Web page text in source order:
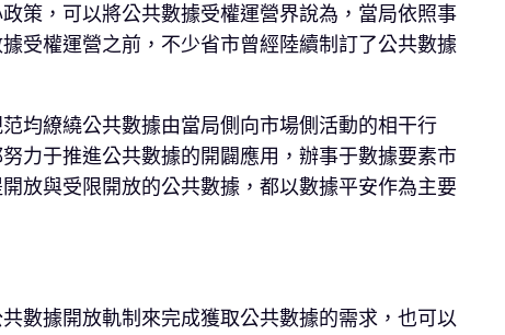
策，可以將公共數據受權運營界說為，當局依照事
受權運營之前，不少省市曾經陸續制訂了公共數據
均繚繞公共數據由當局側向市場側活動的相干行
力于推進公共數據的開闢應用，辦事于數據要素市
放與受限開放的公共數據，都以數據平安作為主要
數據開放軌制來完成獲取公共數據的需求，也可以